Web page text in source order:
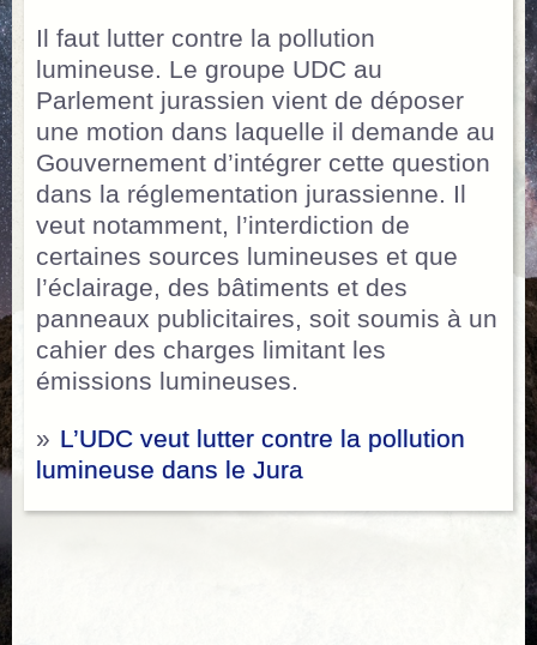
Il faut lutter contre la pollution
lumineuse. Le groupe UDC au
Parlement jurassien vient de déposer
une motion dans laquelle il demande au
Gouvernement d’intégrer cette question
dans la réglementation jurassienne. Il
veut notamment, l’interdiction de
certaines sources lumineuses et que
l’éclairage, des bâtiments et des
panneaux publicitaires, soit soumis à un
cahier des charges limitant les
émissions lumineuses.
» L’UDC veut lutter contre la pollution
lumineuse dans le Jura